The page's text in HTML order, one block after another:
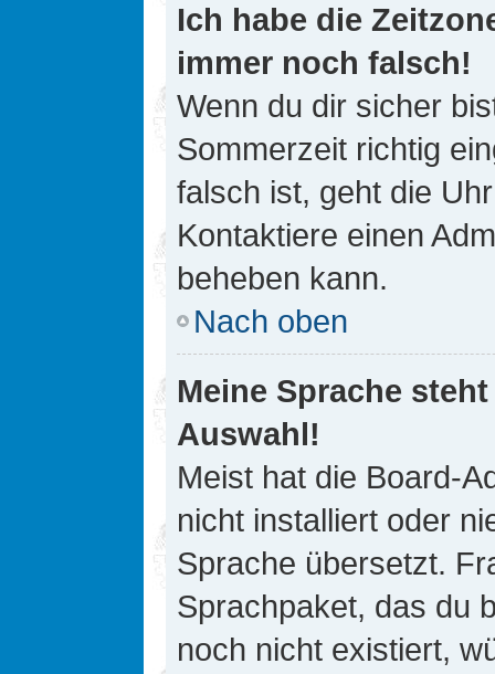
Ich habe die
immer noch falsch!
Wenn du dir sicher
Sommerzeit richtig
falsch ist, geht die
Kontaktiere einen
beheben kann.
Nach oben
Meine Sprache
Auswahl!
Meist hat die Board-
nicht installiert oder
Sprache übersetzt.
Sprachpaket, das du
noch nicht existiert,